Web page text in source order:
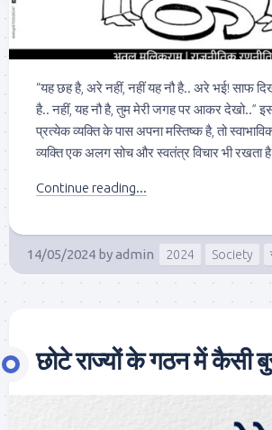
“यह छह है, अरे नहीं, नहीं यह नौ है.. अरे भई! साफ
है.. नहीं, यह नौ है, तुम मेरी जगह पर आकर देखो..”
प्रत्येक व्यक्ति के पास अपना मस्तिष्क है, तो
व्यक्ति एक अलग सोच और स्वतंत्र विचार भी रखता
Continue reading...
14/05/2024 byadmin 2024 Society
छोटे राज्यों के गठन में कैसी